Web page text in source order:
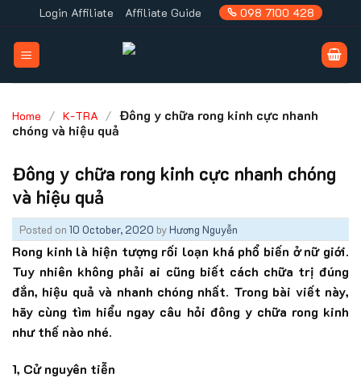
to
content
Login Affiliate Affiliate Guide 098 7100 428
Home / K-TRA / Đông y chữa rong kinh cực nhanh
chóng và hiệu quả
Đông y chữa rong kinh cực nhanh chóng
và hiệu quả
Posted on 10 October, 2020 byHương Nguyễn
Rong kinh là hiện tượng rối loạn khá phổ biến ở nữ giới.
Tuy nhiên không phải ai cũng biết cách chữa trị đúng
đắn, hiệu quả và nhanh chóng nhất. Trong bài viết này,
hãy cùng tìm hiểu ngay câu hỏi đông y chữa rong kinh
như thế nào nhé.
1, Cử nguyên tiễn